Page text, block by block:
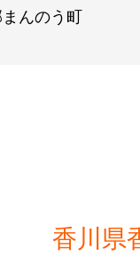
んのう町
香川県